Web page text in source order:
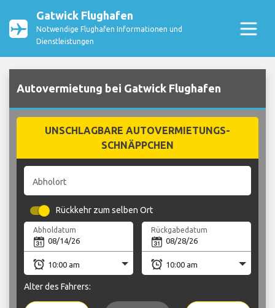
Gatwick Flughafen
Notwendige Flughafen Informationen und
Dienstleistungen
Autovermietung bei Gatwick Flughafen
UNSCHLAGBARE AUTOVERMIETUNGS-
SCHNÄPPCHEN
Abholort
Rückkehr zum selben Ort
Abholdatum Rückgabedatum
Alter des Fahrers: